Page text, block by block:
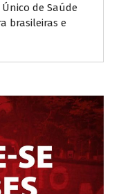
de Saúde
brasileiras e